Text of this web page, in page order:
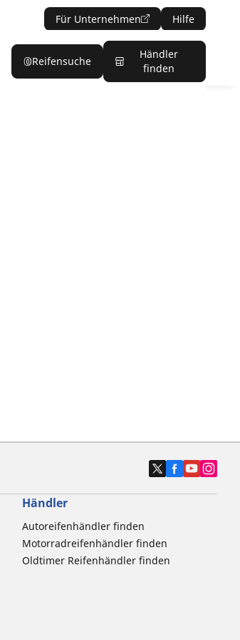
Für Unternehmen Hilfe
Reifensuche
Händler
finden
Händler
Autoreifenhändler finden
Motorradreifenhändler finden
Oldtimer Reifenhändler finden